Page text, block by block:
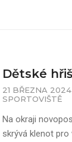
Dětské
21 BŘEZNA 2024
SPORTOVIŠTĚ
Na okraji
skrývá klenot